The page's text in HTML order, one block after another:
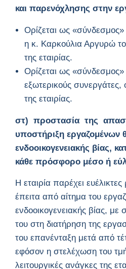
και παρενόχλησης στην
Ορίζεται ως
η κ. Καρκούλια Αργυρώ
της εταιρίας.
Ορίζεται ως «σύνδεσμος»
εξωτερικούς συνεργάτες,
της εταιρίας.
στ) προστασία της
υποστήριξη εργαζομένων
ενδοοικογενειακής βίας,
κάθε πρόσφορο μέσο ή
Η εταιρία παρέχει
έπειτα από αίτημα του
ενδοοικογενειακής βίας,
του στη διατήρηση της
του επανένταξη μετά από
εφόσον η στελέχωση του
λειτουργικές ανάγκες της